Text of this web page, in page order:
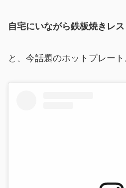
自宅にいながら鉄板焼きレ
と、今話題のホットプレート